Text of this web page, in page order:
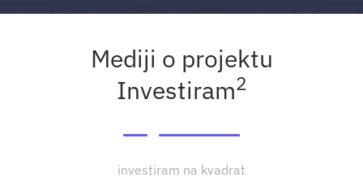
Mediji o projektu
Investiram2
investiram na kvadrat